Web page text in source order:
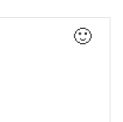
🙂